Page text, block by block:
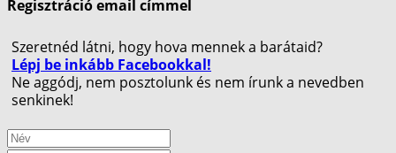
Regisztráció email címmel
Szeretnéd látni, hogy hova mennek a barátaid?
Lépj be inkább Facebookkal!
Ne aggódj, nem posztolunk és nem írunk a nevedben
senkinek!